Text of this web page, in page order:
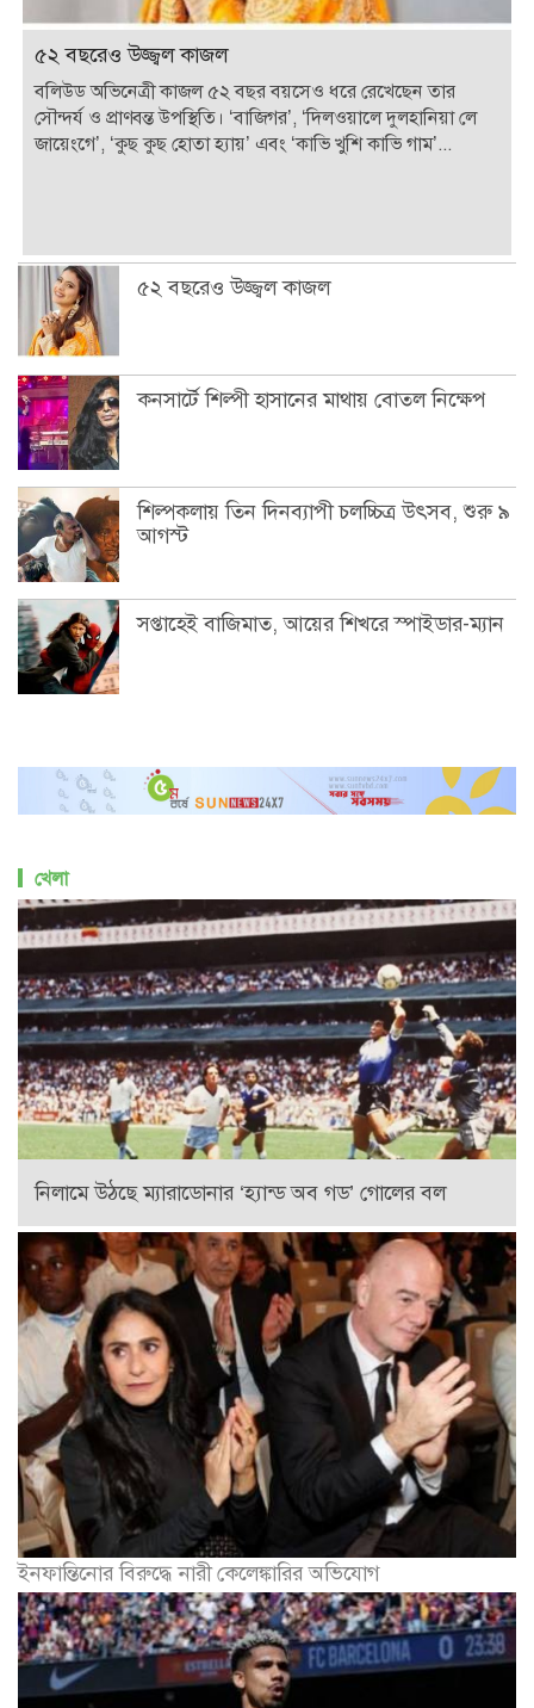
৫২ বছরেও উজ্জ্বল কাজল
বলিউড অভিনেত্রী কাজল ৫২ বছর বয়সেও ধরে রেখেছেন তার
সৌন্দর্য ও প্রাণবন্ত উপস্থিতি। ‘বাজিগর’, ‘দিলওয়ালে দুলহানিয়া লে
জায়েংগে’, ‘কুছ কুছ হোতা হ্যায়’ এবং ‘কাভি খুশি কাভি গাম’...
৫২ বছরেও উজ্জ্বল কাজল
কনসার্টে শিল্পী হাসানের মাথায় বোতল নিক্ষেপ
শিল্পকলায় তিন দিনব্যাপী চলচ্চিত্র উৎসব, শুরু ৯
আগস্ট
সপ্তাহেই বাজিমাত, আয়ের শিখরে স্পাইডার-ম্যান
খেলা
নিলামে উঠছে ম্যারাডোনার ‘হ্যান্ড অব গড’ গোলের বল
ইনফান্তিনোর বিরুদ্ধে নারী কেলেঙ্কারির অভিযোগ